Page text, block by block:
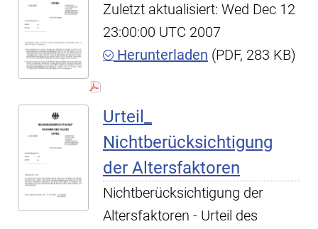
Zuletzt aktualisiert: Wed Dec 12
23:00:00 UTC 2007
Herunterladen (PDF, 283 KB)
Urteil_
Nichtberücksichtigung
der Altersfaktoren
Nichtberücksichtigung der
Altersfaktoren - Urteil des